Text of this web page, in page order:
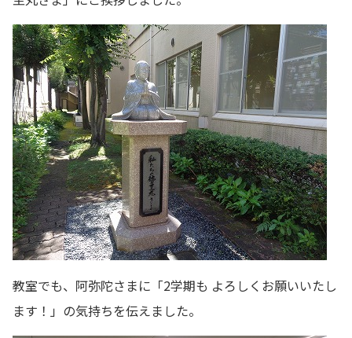
教室でも、阿弥陀さまに「2学期も よろしくお願いいたし
ます！」の気持ちを伝えました。